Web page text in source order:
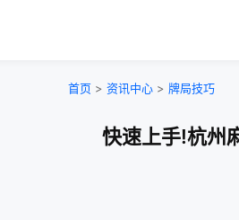
首页 > 资讯中心 > 牌局技巧
快速上手!杭州